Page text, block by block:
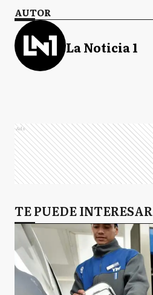
AUTOR
La Noticia 1
Ads
TE PUEDE INTERESAR